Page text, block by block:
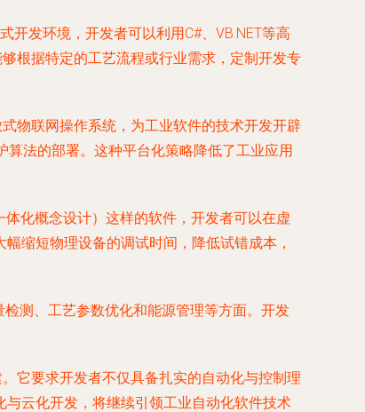
开发环境，开发者可以利用C#、VB.NET等高
根据特定的工艺流程或行业需求，定制开发专
物联网操作系统，为工业软件的技术开发开辟
法的部署。这种平台化策略降低了工业应用
化概念设计）这样的软件，开发者可以在虚
缩短物理设备的调试时间，降低试错成本，
测、工艺参数优化和能源管理等方面。开发
它要求开发者不仅具备扎实的自动化与控制理
云化开发，将继续引领工业自动化软件技术